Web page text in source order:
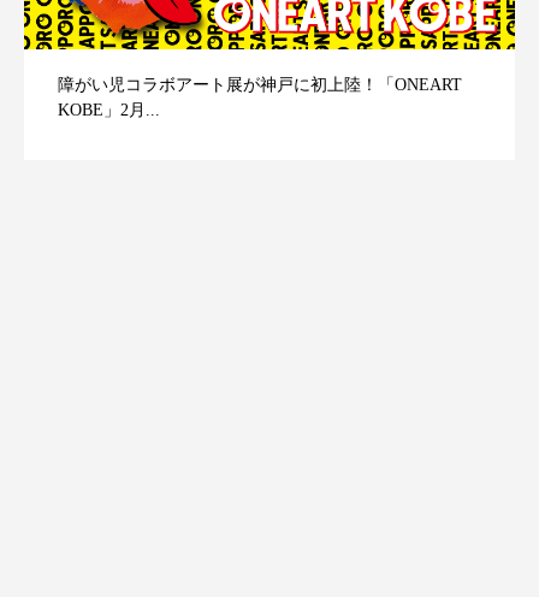
障がい児コラボアート展が神戸に初上陸！「ONEART
KOBE」2月...